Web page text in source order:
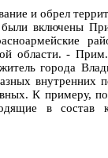
и обрел
были включены
области. -
города
внутренних
К примеру,
в состав